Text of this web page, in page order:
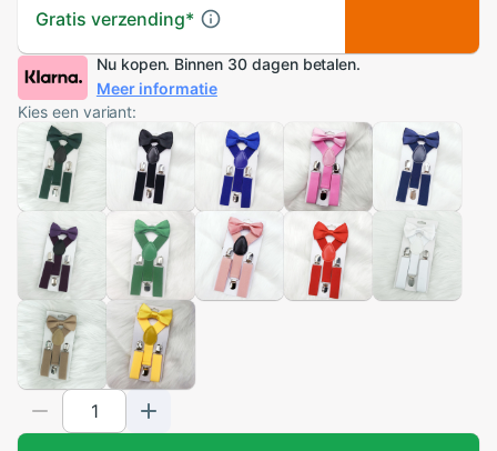
Gratis verzending*
Nu kopen. Binnen 30 dagen betalen.
Meer informatie
Kies een variant: